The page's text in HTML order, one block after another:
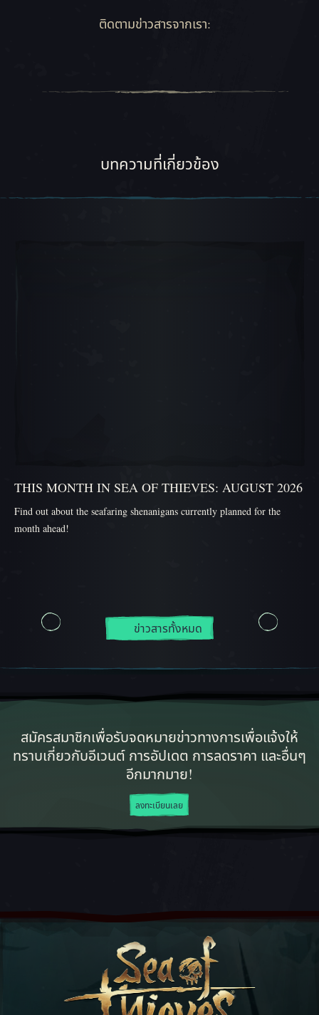
ติดตามข่าวสารจากเรา:
บทความที่เกี่ยวข้อง
THIS MONTH IN SEA OF THIEVES: AUGUST 2026
Find out about the seafaring shenanigans currently planned for the
month ahead!
ข่าวสารทั้งหมด
สมัครสมาชิกเพื่อรับจดหมายข่าวทางการเพื่อแจ้งให้
ทราบเกี่ยวกับอีเวนต์ การอัปเดต การลดราคา และอื่นๆ
อีกมากมาย!
ลงทะเบียนเลย